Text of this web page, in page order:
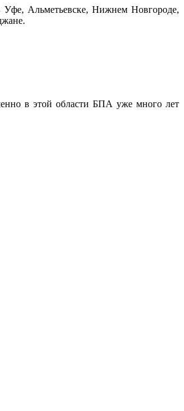
Уфе, Альметьевске, Нижнем Новгороде,
в этой области БПА уже много лет